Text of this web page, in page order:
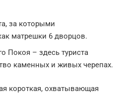
за которыми
матрешки 6 дворцов.
Покоя – здесь туриста
каменных и живых черепах.
короткая, охватывающая